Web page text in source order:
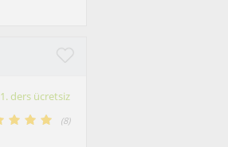
1. ders ücretsiz
(8)